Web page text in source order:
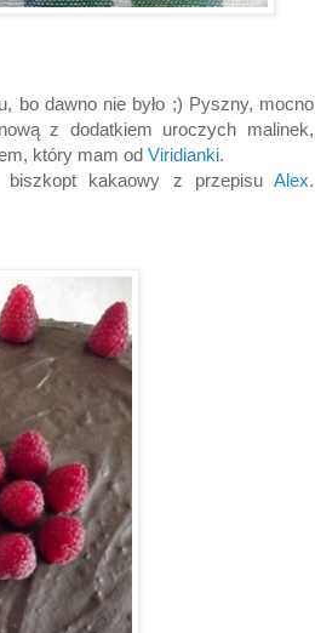
bo dawno nie było ;) Pyszny, mocno
z dodatkiem uroczych malinek,
który mam od Viridianki.
biszkopt kakaowy z przepisu Alex.